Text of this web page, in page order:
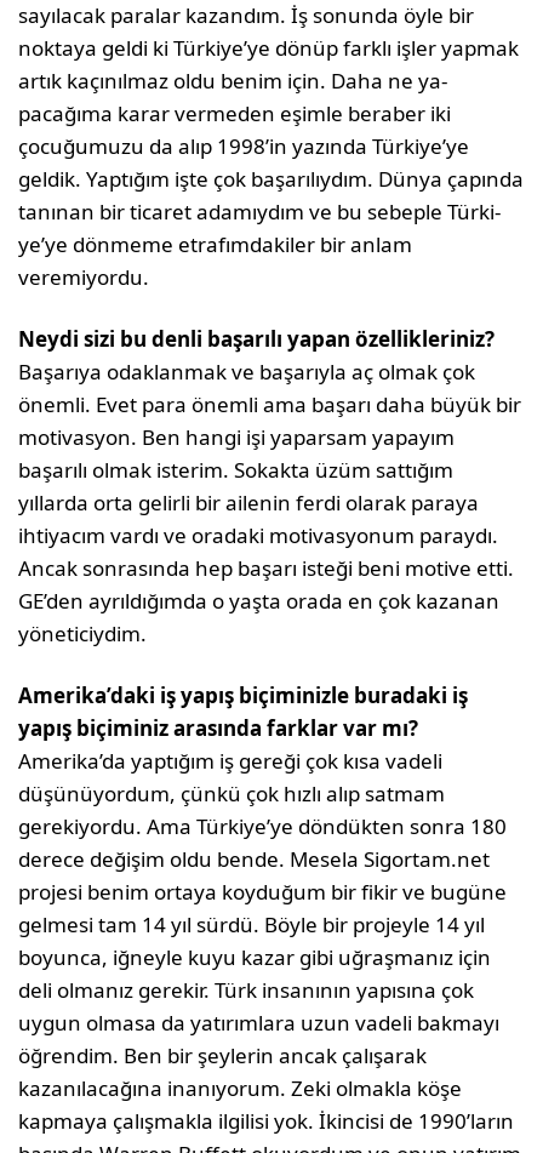
sayılacak paralar kazandım. İş sonunda öyle bir
noktaya geldi ki Tür­kiye’ye dönüp farklı işler yapmak
artık kaçınılmaz oldu benim için. Daha ne ya­
pacağıma karar vermeden eşimle beraber iki
çocuğumuzu da alıp 1998’in yazında Türkiye’ye
geldik. Yaptığım işte çok ba­şarılıydım. Dünya çapında
tanınan bir ticaret adamıydım ve bu sebeple Türki­
ye’ye dönmeme etrafımdakiler bir anlam
veremiyordu.
Neydi sizi bu denli başarılı yapan özellikleriniz?
Başarıya odaklanmak ve başarıyla aç olmak çok
önemli. Evet para önemli ama başarı daha büyük bir
motivasyon. Ben hangi işi yaparsam yapayım
başarılı olmak isterim. Sokakta üzüm sattığım
yıllarda orta gelirli bir ailenin ferdi olarak paraya
ihtiyacım var­dı ve oradaki motivasyonum paraydı.
Ancak sonrasında hep başarı isteği beni motive etti.
GE’den ayrıldığımda o yaşta orada en çok kazanan
yöneticiydim.
Amerika’daki iş yapış biçiminizle buradaki iş
yapış biçiminiz arasında farklar var mı?
Amerika’da yaptığım iş gereği çok kısa vade­li
düşünüyordum, çünkü çok hızlı alıp sat­mam
gerekiyordu. Ama Türkiye’ye döndük­ten sonra 180
derece değişim oldu bende. Mesela Sigortam.net
projesi benim ortaya koyduğum bir fikir ve bugüne
gelmesi tam 14 yıl sürdü. Böyle bir projeyle 14 yıl
boyun­ca, iğneyle kuyu kazar gibi uğraşmanız için
deli olmanız gerekir. Türk insanının yapı­sına çok
uygun olmasa da yatırımlara uzun vadeli bakmayı
öğrendim. Ben bir şeylerin ancak çalışarak
kazanılacağına inanıyorum. Zeki olmakla köşe
kapmaya çalışmakla ilgi­lisi yok. İkincisi de 1990’ların